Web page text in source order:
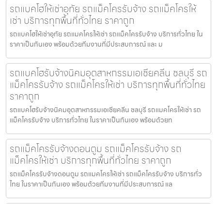
รถแบคโฮให้เช่าอุทัย รถแม็คโครรับจ้าง รถแม็คโครให้
เช่า บริการทุกพื้นที่ทั่วไทย ราคาถูก
รถแบคโฮให้เช่าอุทัย รถแมคโครให้เช่า รถแม็คโครรับจ้าง บริการทั่วไทย ใน
ราคาเป็นกันเอง พร้อมด้วยทีมงานที่มีประสบการณ์ และ ม
รถแบคโฮรับจ้างนิคมอุตสาหกรรมเอเชียคลีน ชลบุรี รถ
แม็คโครรับจ้าง รถแม็คโครให้เช่า บริการทุกพื้นที่ทั่วไทย
ราคาถูก
รถแบคโฮรับจ้างนิคมอุตสาหกรรมเอเชียคลีน ชลบุรี รถแมคโครให้เช่า รถ
แม็คโครรับจ้าง บริการทั่วไทย ในราคาเป็นกันเอง พร้อมด้วยท
รถแม็คโครรับจ้างดอนตูม รถแม็คโครรับจ้าง รถ
แม็คโครให้เช่า บริการทุกพื้นที่ทั่วไทย ราคาถูก
รถแม็คโครรับจ้างดอนตูม รถแมคโครให้เช่า รถแม็คโครรับจ้าง บริการทั่ว
ไทย ในราคาเป็นกันเอง พร้อมด้วยทีมงานที่มีประสบการณ์ แล